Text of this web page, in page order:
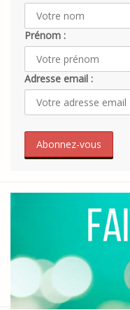
Prénom :
Adresse email :